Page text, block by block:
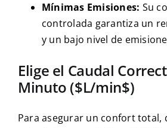
Mínimas Emisiones: Su
controlada garantiza un
y un bajo nivel de
Elige el Caudal
Minuto ($L/min$)
Para asegurar un confort total,